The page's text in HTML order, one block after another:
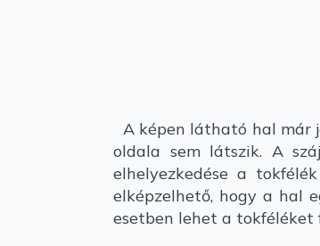
A képen látható hal már
oldala sem látszik. A
elhelyezkedése a
elképzelhető, hogy a hal
esetben lehet a